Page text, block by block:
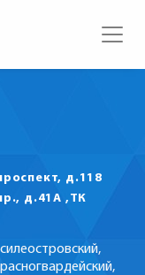
д.118
д.41A ,ТК